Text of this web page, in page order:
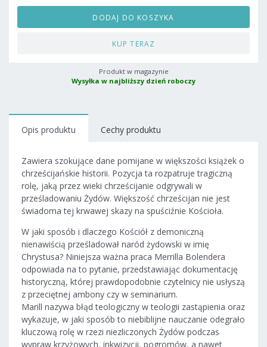
DODAJ DO KOSZYKA
KUP TERAZ
Produkt w magazynie
Wysyłka w najbliższy dzień roboczy
Opis produktu Cechy produktu
Zawiera szokujące dane pomijane w większości książek o
chrześcijańskie historii. Pozycja ta rozpatruje tragiczną
rolę, jaką przez wieki chrześcijanie odgrywali w
prześladowaniu Żydów. Większość chrześcijan nie jest
świadoma tej krwawej skazy na spuściźnie Kościoła.
W jaki sposób i dlaczego Kościół z demoniczną
nienawiścią prześladował naród żydowski w imię
Chrystusa? Niniejsza ważna praca Merrilla Bolendera
odpowiada na to pytanie, przedstawiając dokumentację
historyczną, której prawdopodobnie czytelnicy nie usłyszą
z przeciętnej ambony czy w seminarium.
Marill nazywa błąd teologiczny w teologii zastąpienia oraz
wykazuje, w jaki sposób to niebiblijne nauczanie odegrało
kluczową rolę w rzezi niezliczonych Żydów podczas
wypraw krzyżowych, inkwizycji, pogromów, a nawet